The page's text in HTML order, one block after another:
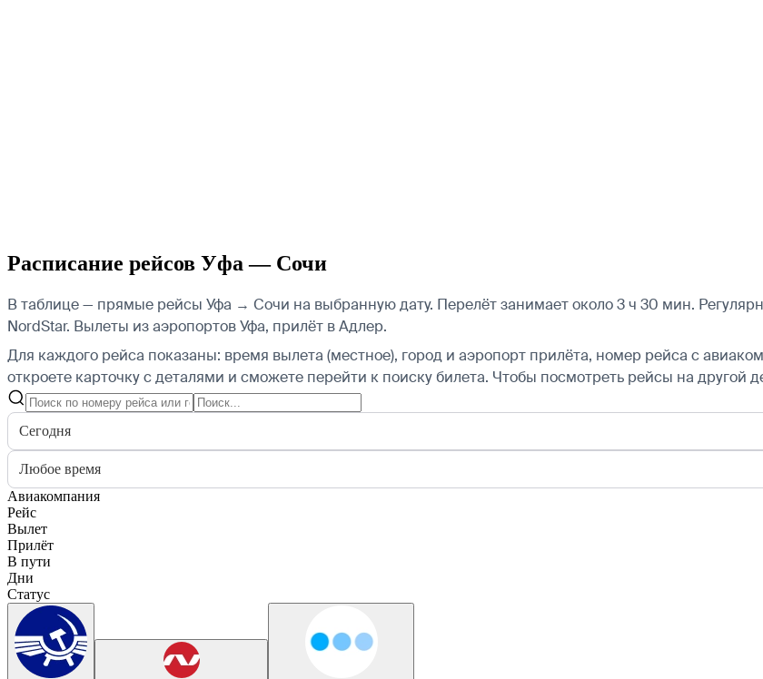
Расписание рейсов Уфа — Сочи
В таблице — прямые рейсы Уфа → Сочи на выбранную дату. Перелёт занимает около 3 ч 30 мин.
NordStar. Вылеты из аэропортов Уфа, прилёт в Адлер.
Для каждого рейса показаны: время вылета (местное), город и аэропорт прилёта, номер рейса с
откроете карточку с деталями и сможете перейти к поиску билета. Чтобы посмотреть рейсы на другой
Сегодня
Любое время
Авиакомпания
Рейс
Вылет
Прилёт
В пути
Дни
Статус